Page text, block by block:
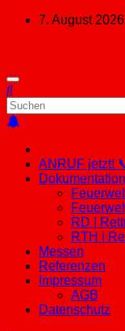
Zum
7. August 2026
ANRUF jetzt!
Dokumentation
RD |
RTH |
Messen
Referenzen
Impressum
AGB
Datenschutz